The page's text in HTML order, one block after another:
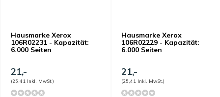
Hausmarke Xerox
106R02231 - Kapazität:
6.000 Seiten
21,-
(25,41 Inkl. MwSt.)
Hausmarke Xerox
106R02229 - Kapazität:
6.000 Seiten
21,-
(25,41 Inkl. MwSt.)